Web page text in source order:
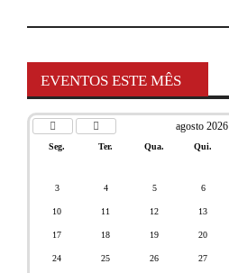
EVENTOS ESTE MÊS
agosto 2026
Seg. Ter. Qua. Qui.
3 4 5 6
10 11 12 13
17 18 19 20
24 25 26 27